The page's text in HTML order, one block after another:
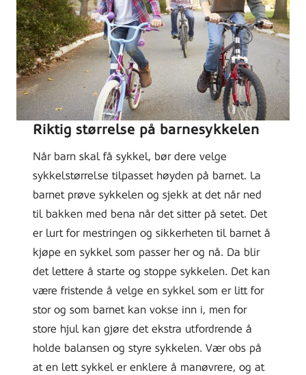
Riktig størrelse på barnesykkelen
Når barn skal få sykkel, bør dere velge
sykkelstørrelse tilpasset høyden på barnet. La
barnet prøve sykkelen og sjekk at det når ned
til bakken med bena når det sitter på setet. Det
er lurt for mestringen og sikkerheten til barnet å
kjøpe en sykkel som passer her og nå. Da blir
det lettere å starte og stoppe sykkelen. Det kan
være fristende å velge en sykkel som er litt for
stor og som barnet kan vokse inn i, men for
store hjul kan gjøre det ekstra utfordrende å
holde balansen og styre sykkelen. Vær obs på
at en lett sykkel er enklere å manøvrere, og at